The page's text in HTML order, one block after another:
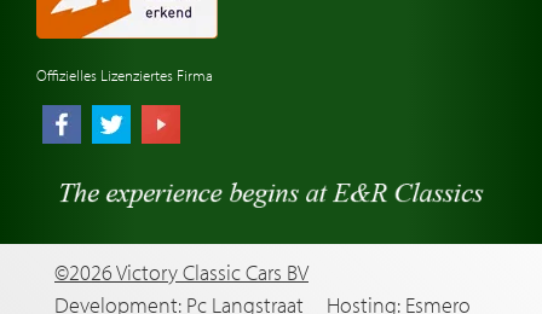
Offizielles Lizenziertes Firma
©2026 Victory Classic Cars BV
Development: Pc Langstraat
Hosting: Esmero